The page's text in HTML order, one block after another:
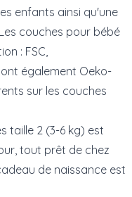
enfants ainsi qu'une
couches pour bébé
: FSC,
également Oeko-
sur les couches
taille 2 (3-6 kg) est
tout prêt de chez
de naissance est